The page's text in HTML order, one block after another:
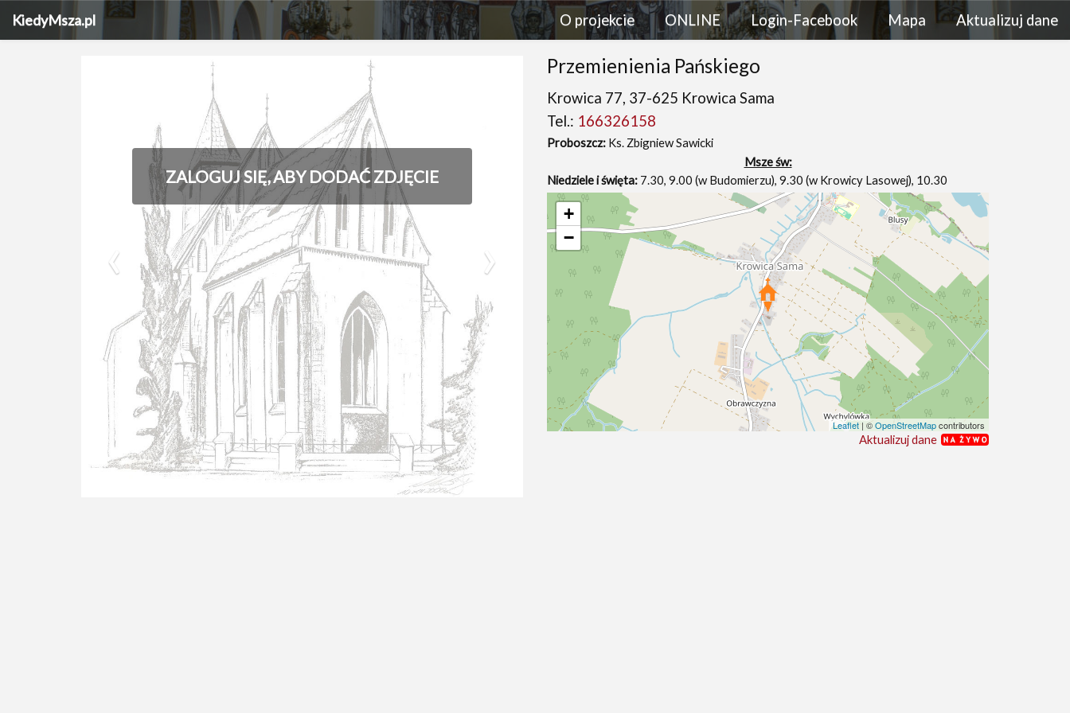
KiedyMsza.pl O projekcie ONLINE Login-Facebook Mapa Aktualizuj dane
ZALOGUJ SIĘ, ABY DODAĆ ZDJĘCIE
‹ ›
Przemienienia Pańskiego
Krowica 77, 37-625 Krowica Sama
Tel.: 166326158
Proboszcz: Ks. Zbigniew Sawicki
Msze św:
Niedziele i święta: 7.30, 9.00 (w Budomierzu), 9.30 (w Krowicy Lasowej), 10.30
+
−
Leaflet| ©OpenStreetMapcontributors
Aktualizuj dane